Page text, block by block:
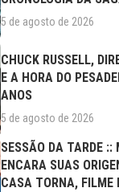
5 de agosto de 2026
CHUCK RUSSELL,
E A HORA DO
ANOS
5 de agosto de 2026
SESSÃO DA TARDE ::
ENCARA SUAS
CASA TORNA, FILME